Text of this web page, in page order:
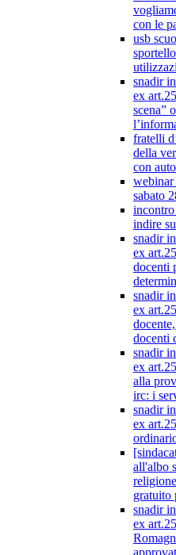
con le
usb
snadir
ex
scena”
fratelli
della
con
webinar
sabato
indire
snadir
ex
docenti
snadir
ex
docenti
snadir
ex
alla
irc: i
snadir
ex
all'albo
gratuito
snadir
ex